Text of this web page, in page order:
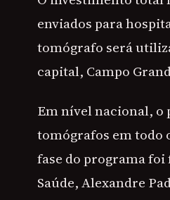
enviados para
tomógrafo será
capital, Campo
Em nível nacional, o
tomógrafos em todo
fase do programa
Saúde, Alexandre